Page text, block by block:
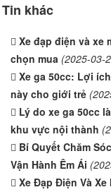
Tin khác
Xe đạp điện và xe
chọn mua (2025-03-
Xe ga 50cc: Lợi
này cho giới trẻ
Lý do xe ga 50cc
khu vực nội thành
Bí Quyết Chăm
Vận Hành Êm Ái
Xe Đạp Điện Và